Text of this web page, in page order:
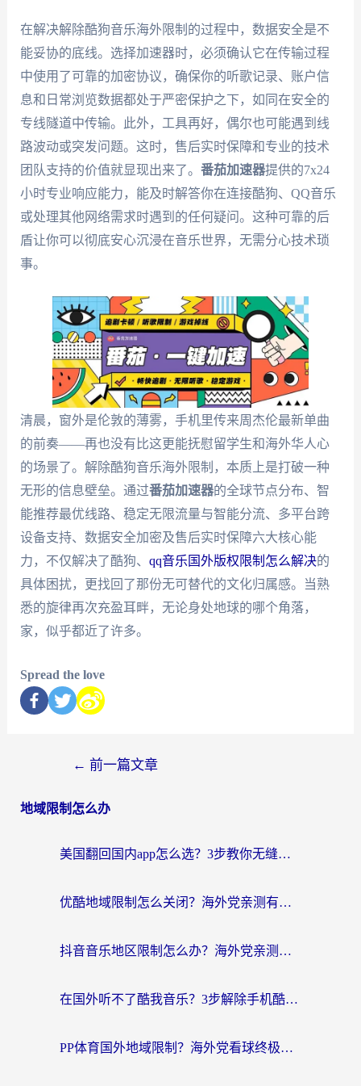
在解决解除酷狗音乐海外限制的过程中，数据安全是不
能妥协的底线。选择加速器时，必须确认它在传输过程
中使用了可靠的加密协议，确保你的听歌记录、账户信
息和日常浏览数据都处于严密保护之下，如同在安全的
专线隧道中传输。此外，工具再好，偶尔也可能遇到线
路波动或突发问题。这时，售后实时保障和专业的技术
团队支持的价值就显现出来了。 番茄加速器提供的7x24
小时专业响应能力，能及时解答你在连接酷狗、QQ音乐
或处理其他网络需求时遇到的任何疑问。这种可靠的后
盾让你可以彻底安心沉浸在音乐世界，无需分心技术琐
事。
清晨，窗外是伦敦的薄雾，手机里传来周杰伦最新单曲
的前奏——再也没有比这更能抚慰留学生和海外华人心
的场景了。解除酷狗音乐海外限制，本质上是打破一种
无形的信息壁垒。通过番茄加速器的全球节点分布、智
能推荐最优线路、稳定无限流量与智能分流、多平台跨
设备支持、数据安全加密及售后实时保障六大核心能
力，不仅解决了酷狗、 qq音乐国外版权限制怎么解决的
具体困扰，更找回了那份无可替代的文化归属感。当熟
悉的旋律再次充盈耳畔，无论身处地球的哪个角落，
家，似乎都近了许多。
Spread the love
← 前一篇文章
地域限制怎么办
美国翻回国内app怎么选？3步教你无缝刷剧、登12123、访问国内网站
优酷地域限制怎么关闭？海外党亲测有效的追剧加速器选择指南
抖音音乐地区限制怎么办？海外党亲测有效的听歌自由指南
在国外听不了酷我音乐？3步解除手机酷我音乐海外限制，附实测好用加速器
PP体育国外地域限制？海外党看球终极方案：从欧洲杯到奥运会，中文解说不卡顿！